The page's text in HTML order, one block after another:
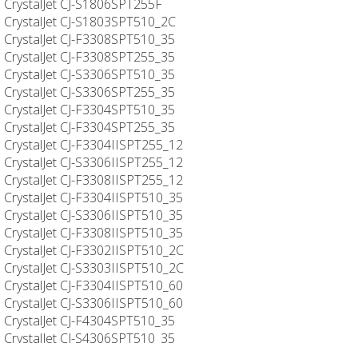
CrystalJet CJ-S1806SPT255F
CrystalJet CJ-S1803SPT510_2C
CrystalJet CJ-F3308SPT510_35
CrystalJet CJ-F3308SPT255_35
CrystalJet CJ-S3306SPT510_35
CrystalJet CJ-S3306SPT255_35
CrystalJet CJ-F3304SPT510_35
CrystalJet CJ-F3304SPT255_35
CrystalJet CJ-F3304IISPT255_12
CrystalJet CJ-S3306IISPT255_12
CrystalJet CJ-F3308IISPT255_12
CrystalJet CJ-F3304IISPT510_35
CrystalJet CJ-S3306IISPT510_35
CrystalJet CJ-F3308IISPT510_35
CrystalJet CJ-F3302IISPT510_2C
CrystalJet CJ-S3303IISPT510_2C
CrystalJet CJ-F3304IISPT510_60
CrystalJet CJ-S3306IISPT510_60
CrystalJet CJ-F4304SPT510_35
CrystalJet CJ-S4306SPT510_35